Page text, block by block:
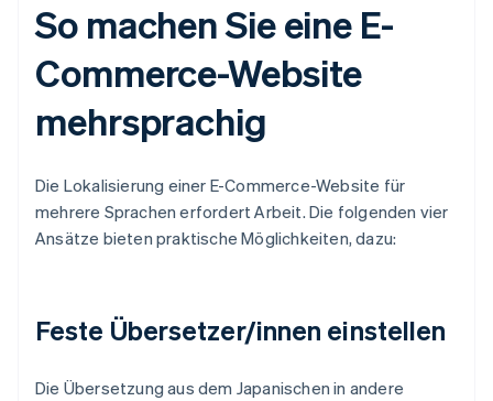
So machen Sie eine E-
Commerce-Website
mehrsprachig
Die Lokalisierung einer E-Commerce-Website für
mehrere Sprachen erfordert Arbeit. Die folgenden vier
Ansätze bieten praktische Möglichkeiten, dazu:
Feste Übersetzer/innen einstellen
Die Übersetzung aus dem Japanischen in andere